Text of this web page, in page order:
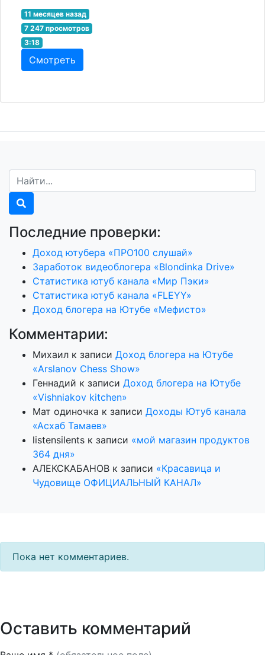
11 месяцев назад
7 247 просмотров
3:18
Смотреть
Последние проверки:
Доход ютубера «ПРО100 слушай»
Заработок видеоблогера «Blondinka Drive»
Статистика ютуб канала «Мир Пэки»
Статистика ютуб канала «FLEYY»
Доход блогера на Ютубе «Мефисто»
Комментарии:
Михаил к записи Доход блогера на Ютубе
«Arslanov Chess Show»
Геннадий к записи Доход блогера на Ютубе
«Vishniakov kitchen»
Мат одиночка к записи Доходы Ютуб канала
«Асхаб Тамаев»
listensilents к записи «мой магазин продуктов
364 дня»
АЛЕКСКАБАНОВ к записи «Красавица и
Чудовище ОФИЦИАЛЬНЫЙ КАНАЛ»
Пока нет комментариев.
Оставить комментарий